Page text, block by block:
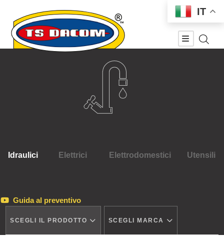
Idraulici Elettrici Elettrodomestici Utensili
Guida al preventivo
SCEGLI IL PRODOTTO SCEGLI MARCA
IT